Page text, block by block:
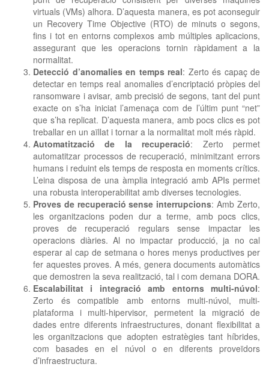
virtuals (VMs) alhora. D’aquesta manera, es pot aconseguir
un Recovery Time Objective (RTO) de minuts o segons,
fins i tot en entorns complexos amb múltiples aplicacions,
assegurant que les operacions tornin ràpidament a la
normalitat.
Detecció d’anomalies en temps real: Zerto és capaç de
detectar en temps real anomalies d’encriptació pròpies del
ransomware i avisar, amb precisió de segons, tant del punt
exacte on s’ha iniciat l’amenaça com de l’últim punt “net”
que s’ha replicat. D’aquesta manera, amb pocs clics es pot
treballar en un aïllat i tornar a la normalitat molt més ràpid.
Automatització de la recuperació: Zerto permet
automatitzar processos de recuperació, minimitzant errors
humans i reduint els temps de resposta en moments crítics.
L’eina disposa de una àmplia integració amb APIs permet
una robusta interoperabilitat amb diverses tecnologies.
Proves de recuperació sense interrupcions: Amb Zerto,
les organitzacions poden dur a terme, amb pocs clics,
proves de recuperació regulars sense impactar les
operacions diàries. Al no impactar producció, ja no cal
esperar al cap de setmana o hores menys productives per
fer aquestes proves. A més, genera documents automàtics
que demostren la seva realització, tal i com demana DORA.
Escalabilitat i integració amb entorns multi-núvol:
Zerto és compatible amb entorns multi-núvol, multi-
plataforma i multi-hipervisor, permetent la migració de
dades entre diferents infraestructures, donant flexibilitat a
les organitzacions que adopten estratègies tant híbrides,
com basades en el núvol o en diferents proveïdors
d’infraestructura.